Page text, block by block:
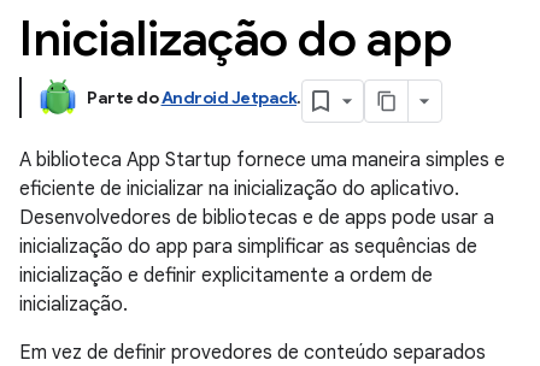
Inicialização do app
Parte doAndroid Jetpack.
A biblioteca App Startup fornece uma maneira simples e
eficiente de inicializar na inicialização do aplicativo.
Desenvolvedores de bibliotecas e de apps pode usar a
inicialização do app para simplificar as sequências de
inicialização e definir explicitamente a ordem de
inicialização.
Em vez de definir provedores de conteúdo separados